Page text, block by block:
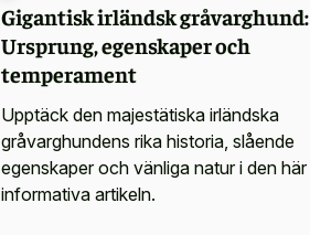
Gigantisk irländsk gråvarghund:
Ursprung, egenskaper och
temperament
Upptäck den majestätiska irländska
gråvarghundens rika historia, slående
egenskaper och vänliga natur i den här
informativa artikeln.